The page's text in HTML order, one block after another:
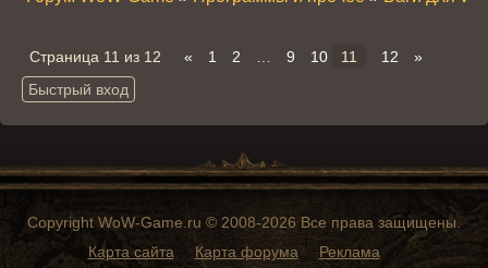
Страница 11 из 12 « 1 2 9 10 11 12 »
Copyright WoW-Game.ru © 2008-2026 Все права защищены.
Карта сайта
Карта форума Реклама